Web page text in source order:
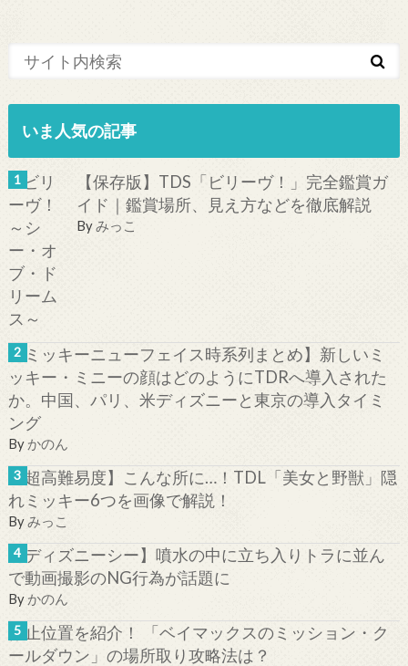
いま人気の記事
【保存版】TDS「ビリーヴ！」完全鑑賞ガ
イド｜鑑賞場所、見え方などを徹底解説
Byみっこ
【ミッキーニューフェイス時系列まとめ】新しいミ
ッキー・ミニーの顔はどのようにTDRへ導入された
か。中国、パリ、米ディズニーと東京の導入タイミ
ング
By かのん
【超高難易度】こんな所に…！TDL「美女と野獣」隠
れミッキー6つを画像で解説！
Byみっこ
【ディズニーシー】噴水の中に立ち入りトラに並ん
で動画撮影のNG行為が話題に
By かのん
停止位置を紹介！ 「ベイマックスのミッション・ク
ールダウン」の場所取り攻略法は？